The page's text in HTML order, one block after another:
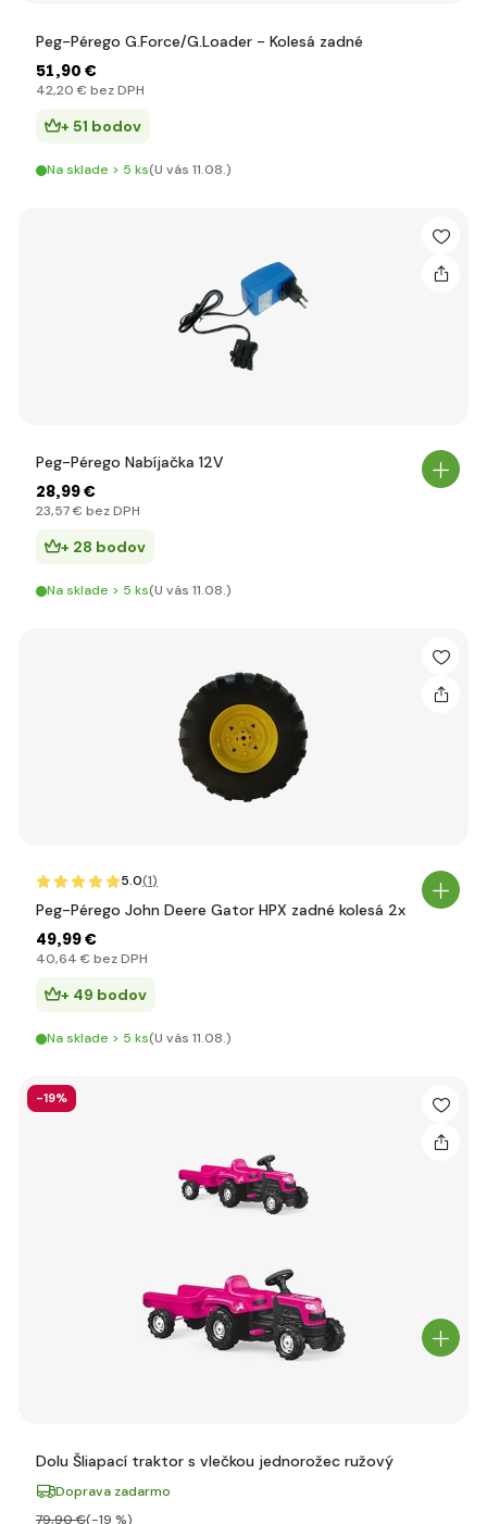
Peg-Pérego G.Force/G.Loader - Kolesá zadné
51,90 €
42,20 € bez DPH
+ 51 bodov
Na sklade > 5 ks(U vás 11.08.)
Peg-Pérego Nabíjačka 12V
28,99 €
23,57 € bez DPH
+ 28 bodov
Na sklade > 5 ks(U vás 11.08.)
5.0(1)
Peg-Pérego John Deere Gator HPX zadné kolesá 2x
49,99 €
40,64 € bez DPH
+ 49 bodov
Na sklade > 5 ks(U vás 11.08.)
-19%
Dolu Šliapací traktor s vlečkou jednorožec ružový
Doprava zadarmo
79,90 €(-19 %)